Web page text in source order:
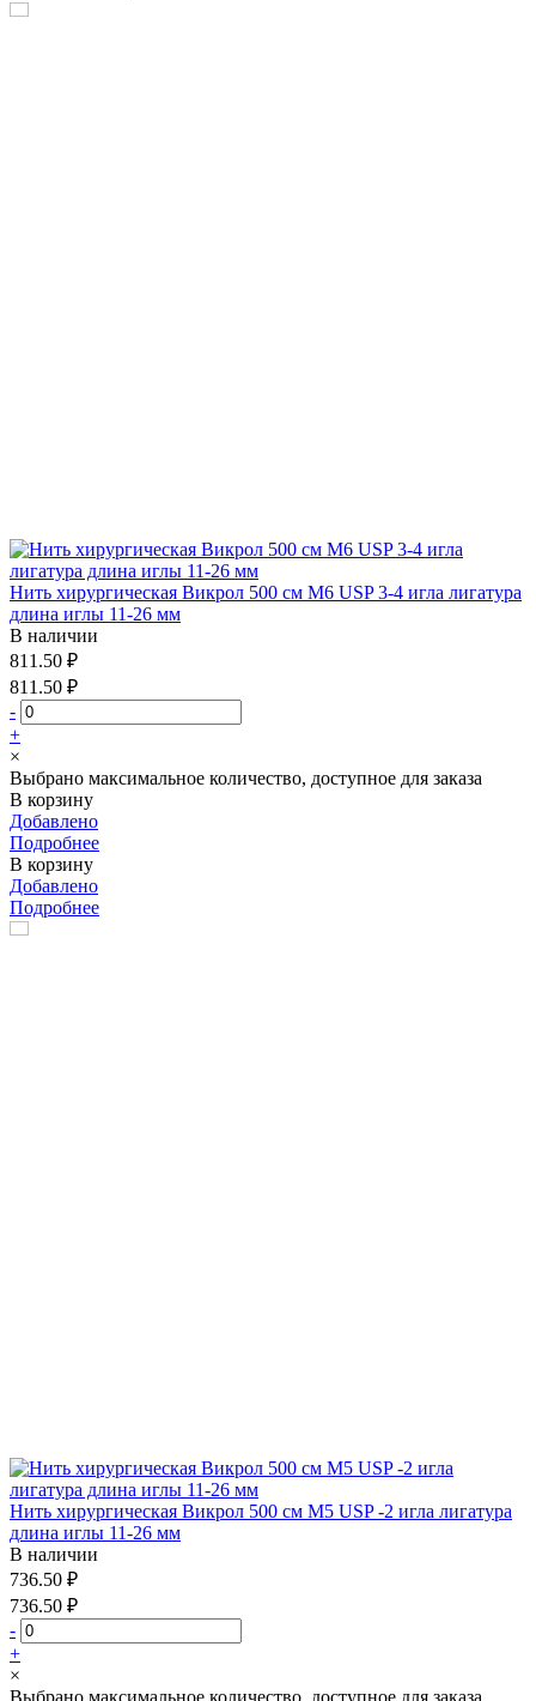
Нить хирургическая Викрол 500 см М6 USP 3-4 игла лигатура
длина иглы 11-26 мм
В наличии
811.50 ₽
811.50 ₽
-
+
×
Выбрано максимальное количество, доступное для заказа
В корзину
Добавлено
Подробнее
В корзину
Добавлено
Подробнее
Нить хирургическая Викрол 500 см М5 USP -2 игла лигатура
длина иглы 11-26 мм
В наличии
736.50 ₽
736.50 ₽
-
+
×
Выбрано максимальное количество, доступное для заказа